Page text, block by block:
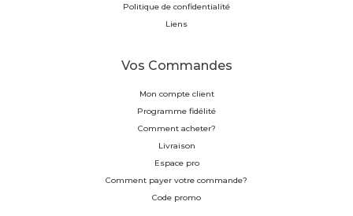
Politique de confidentialité
Liens
Vos Commandes
Mon compte client
Programme fidélité
Comment acheter?
Livraison
Espace pro
Comment payer votre commande?
Code promo